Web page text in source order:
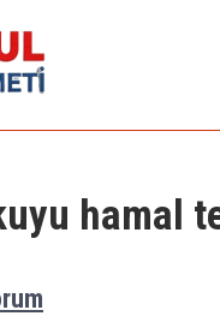
hamal